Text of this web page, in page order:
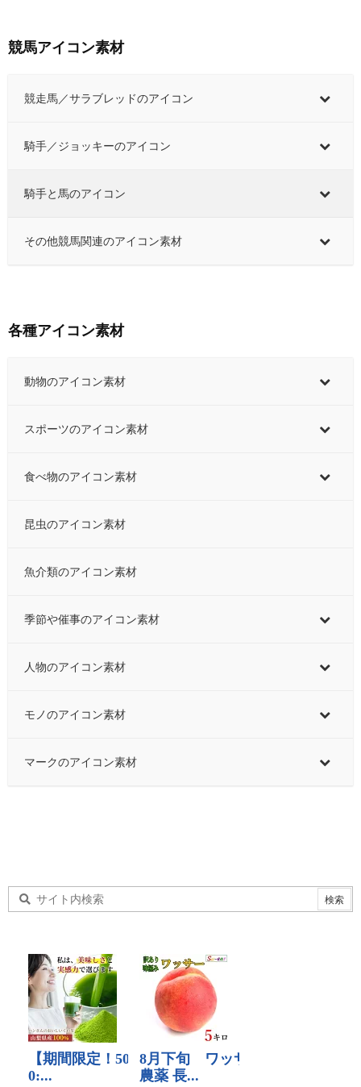
競馬アイコン素材
競走馬／サラブレッドのアイコン
騎手／ジョッキーのアイコン
騎手と馬のアイコン
その他競馬関連のアイコン素材
各種アイコン素材
動物のアイコン素材
スポーツのアイコン素材
食べ物のアイコン素材
昆虫のアイコン素材
魚介類のアイコン素材
季節や催事のアイコン素材
人物のアイコン素材
モノのアイコン素材
マークのアイコン素材